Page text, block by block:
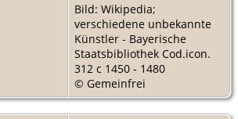
Bild: Wikipedia;
verschiedene unbekannte
Künstler - Bayerische
Staatsbibliothek Cod.icon.
312 c 1450 - 1480
© Gemeinfrei